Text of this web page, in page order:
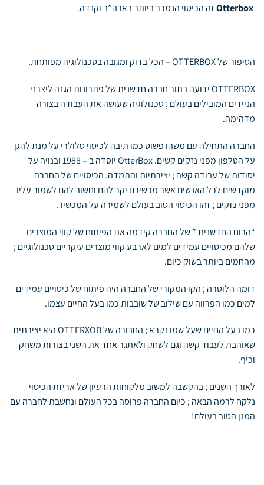
Otterboxזה הכיסוי הנמכר ביותר בארה”ב וקנדה.
הסיפור של OTTERBOX – הכל בדוק ומגובה בטכנולוגיה מפותחת.
OTTERBOX ידועה בתור חברה חדשנית של פתרונות הגנה ליצרני
הניידים המובילים בעולם ; טכנולוגיה שעושה את העבודה בצורה
מדהימה.
החברה התחילה עם משהו פשוט כמו תיבה לכיסוי סלולרי על מנת להגן
על הטלפון מפני נזקים קשים. OtterBox יוסדה ב – 1988 ובנויה על
יסודות של עבודה קשה ; יצירתיות והתמדה. הכיסויים של החברה
מוקדשים לכל האנשים אשר מכשירם יקר להם וחשוב להם לשמור עליו
מפני נזקים ; זהו הכיסוי הטוב בעולם לשמירה על המכשיר.
“הרוח החדשנית ” של החברה קידמה את הפיתוח של קווי המוצרים
שלהם מכיסויים עמידים למים לארבע קווי מוצרים עיקריים טכנולוגיים ;
מהחמים ביותר בשוק כיום.
דומה הלוטרה ; הקו המקורי של החברה היה פיתוח של כיסויים עמידים
למים כמו הפרווה עם שילוב של שובבות כמו בעל החיים עצמו.
כמו בעל החיים שעל שמו נקרא ; החבורה של OTTERXOB היא יצירתית
שאוהבת לעבוד קשה וגם לשחק ולאתגר אחד את השני בצורות משחק
וכיף.
לאורך השנים ; בהקשבה למשוב מלקוחות הרעיון של אריזת הכיסוי
נלקח לרמה הבאה ; כיום החברה פרוסה בכל העולם ונחשבת לחברה עם
המגן הטוב בעולם!